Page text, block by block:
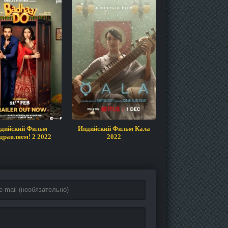
Фильм
2 2022
Индийский Фильм Кала
2022
Индийский Фильм
2023